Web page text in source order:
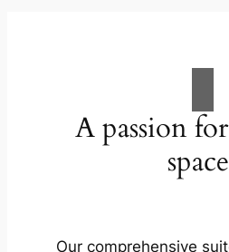
A passion
Our comprehensive